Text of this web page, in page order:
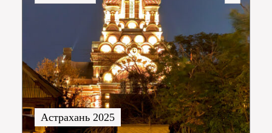
Астрахань 2025